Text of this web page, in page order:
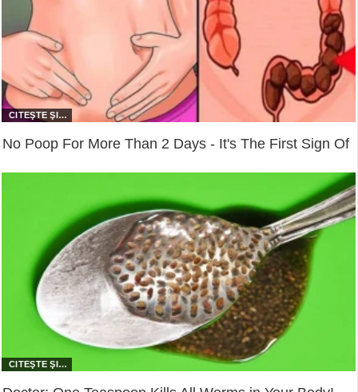
No Poop For More Than 2 Days - It's The First Sign Of